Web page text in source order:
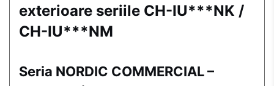
exterioare seriile CH-IU***NK /
CH-IU***NM
Seria NORDIC COMMERCIAL –